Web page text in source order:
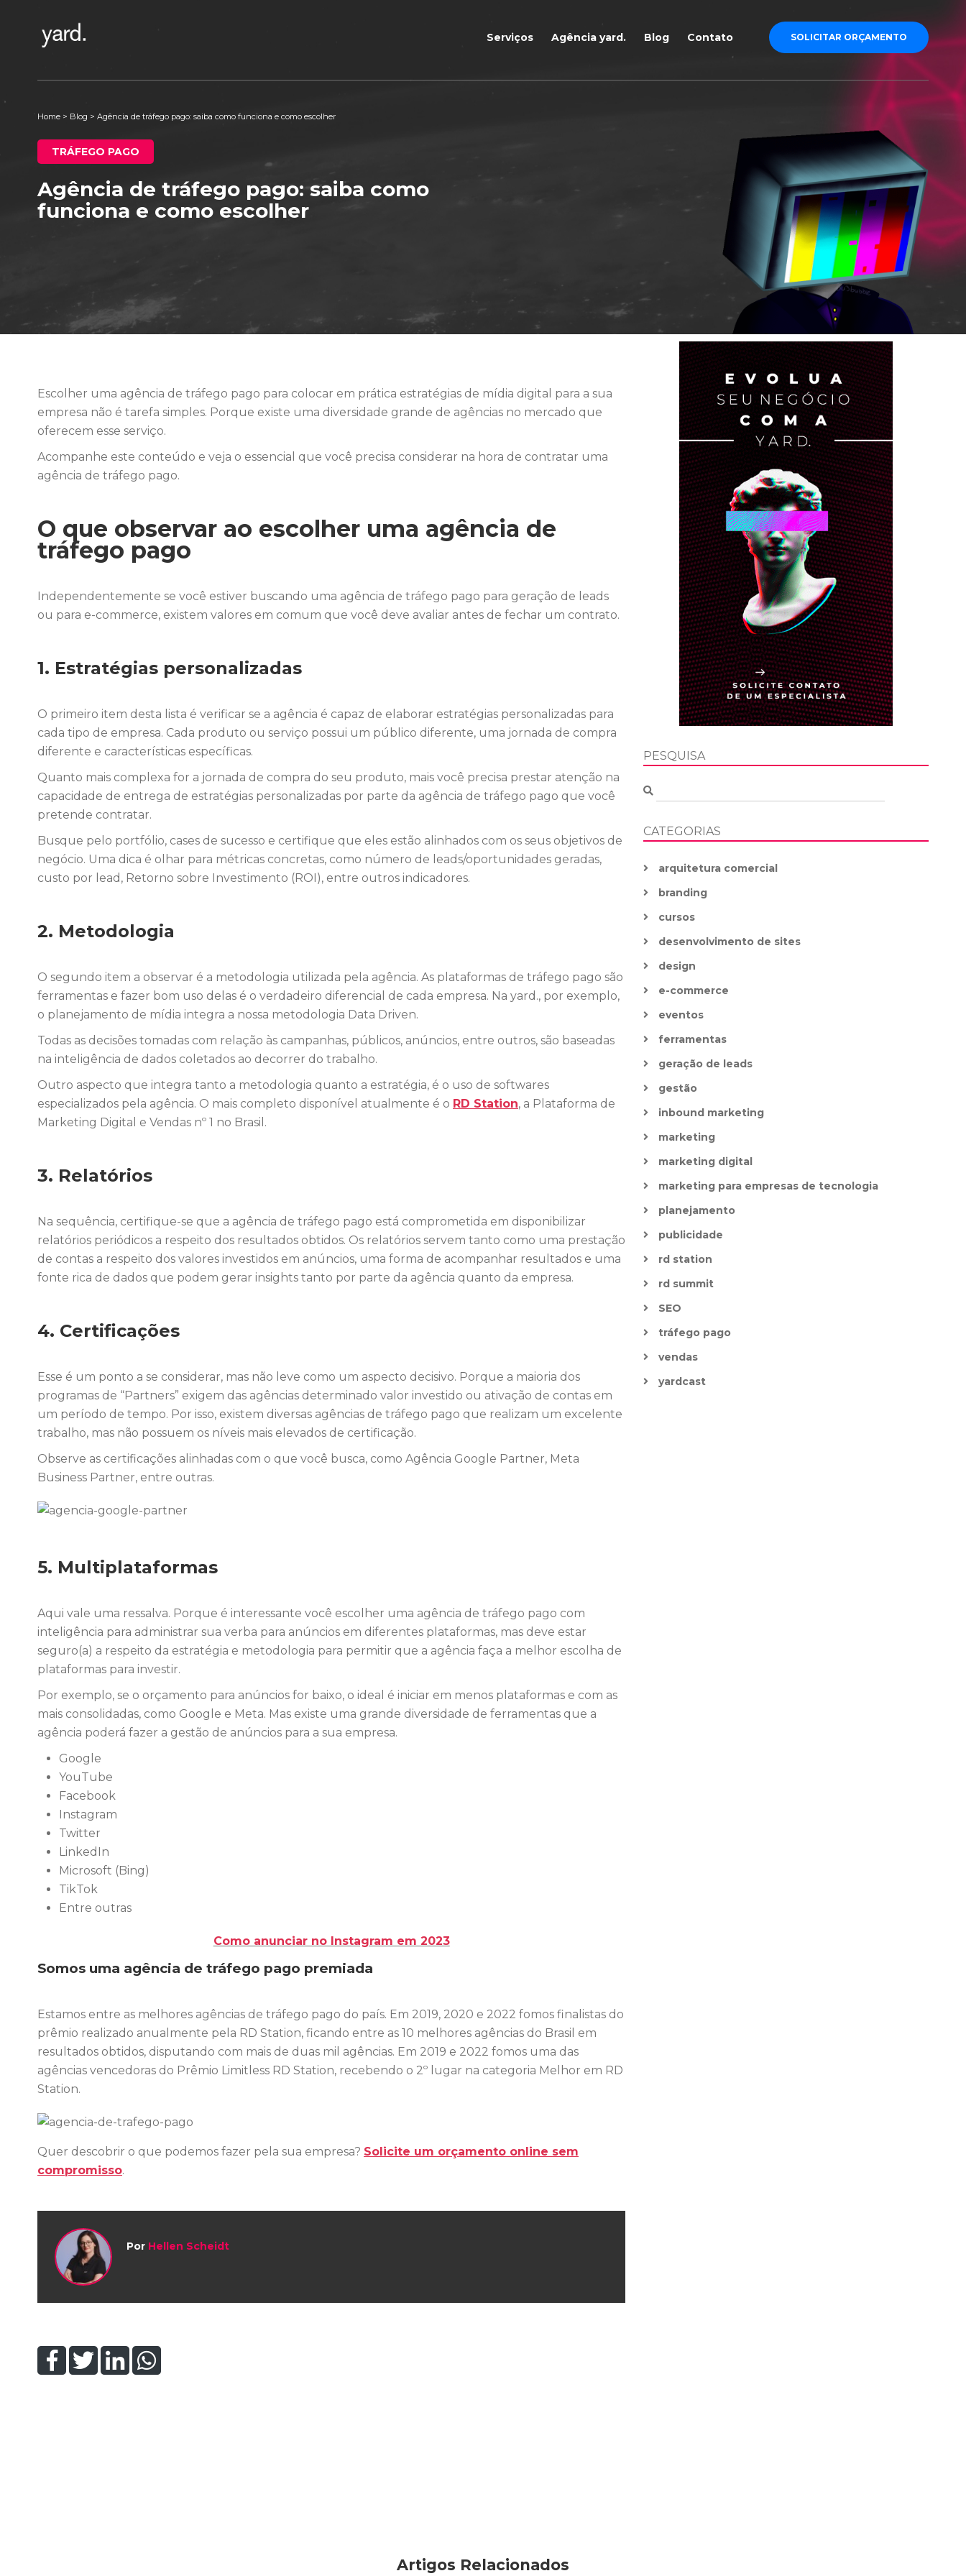
Serviços Agência yard. Blog Contato SOLICITAR ORÇAMENTO
Home > Blog > Agência de tráfego pago: saiba como funciona e como escolher
TRÁFEGO PAGO
Agência de tráfego pago: saiba como
funciona e como escolher
Escolher uma agência de tráfego pago para colocar em prática estratégias de mídia digital para a sua
empresa não é tarefa simples. Porque existe uma diversidade grande de agências no mercado que
oferecem esse serviço.
Acompanhe este conteúdo e veja o essencial que você precisa considerar na hora de contratar uma
agência de tráfego pago.
O que observar ao escolher uma agência de
tráfego pago
Independentemente se você estiver buscando uma agência de tráfego pago para geração de leads
ou para e-commerce, existem valores em comum que você deve avaliar antes de fechar um contrato.
1. Estratégias personalizadas
O primeiro item desta lista é verificar se a agência é capaz de elaborar estratégias personalizadas para
cada tipo de empresa. Cada produto ou serviço possui um público diferente, uma jornada de compra
diferente e características específicas.
Quanto mais complexa for a jornada de compra do seu produto, mais você precisa prestar atenção na
capacidade de entrega de estratégias personalizadas por parte da agência de tráfego pago que você
pretende contratar.
Busque pelo portfólio, cases de sucesso e certifique que eles estão alinhados com os seus objetivos de
negócio. Uma dica é olhar para métricas concretas, como número de leads/oportunidades geradas,
custo por lead, Retorno sobre Investimento (ROI), entre outros indicadores.
2. Metodologia
O segundo item a observar é a metodologia utilizada pela agência. As plataformas de tráfego pago são
ferramentas e fazer bom uso delas é o verdadeiro diferencial de cada empresa. Na yard., por exemplo,
o planejamento de mídia integra a nossa metodologia Data Driven.
Todas as decisões tomadas com relação às campanhas, públicos, anúncios, entre outros, são baseadas
na inteligência de dados coletados ao decorrer do trabalho.
Outro aspecto que integra tanto a metodologia quanto a estratégia, é o uso de softwares
especializados pela agência. O mais completo disponível atualmente é o RD Station, a Plataforma de
Marketing Digital e Vendas nº 1 no Brasil.
3. Relatórios
Na sequência, certifique-se que a agência de tráfego pago está comprometida em disponibilizar
relatórios periódicos a respeito dos resultados obtidos. Os relatórios servem tanto como uma prestação
de contas a respeito dos valores investidos em anúncios, uma forma de acompanhar resultados e uma
fonte rica de dados que podem gerar insights tanto por parte da agência quanto da empresa.
4. Certificações
Esse é um ponto a se considerar, mas não leve como um aspecto decisivo. Porque a maioria dos
programas de “Partners” exigem das agências determinado valor investido ou ativação de contas em
um período de tempo. Por isso, existem diversas agências de tráfego pago que realizam um excelente
trabalho, mas não possuem os níveis mais elevados de certificação.
Observe as certificações alinhadas com o que você busca, como Agência Google Partner, Meta
Business Partner, entre outras.
5. Multiplataformas
Aqui vale uma ressalva. Porque é interessante você escolher uma agência de tráfego pago com
inteligência para administrar sua verba para anúncios em diferentes plataformas, mas deve estar
seguro(a) a respeito da estratégia e metodologia para permitir que a agência faça a melhor escolha de
plataformas para investir.
Por exemplo, se o orçamento para anúncios for baixo, o ideal é iniciar em menos plataformas e com as
mais consolidadas, como Google e Meta. Mas existe uma grande diversidade de ferramentas que a
agência poderá fazer a gestão de anúncios para a sua empresa.
Google
YouTube
Facebook
Instagram
Twitter
LinkedIn
Microsoft (Bing)
TikTok
Entre outras
Como anunciar no Instagram em 2023
Somos uma agência de tráfego pago premiada
Estamos entre as melhores agências de tráfego pago do país. Em 2019, 2020 e 2022 fomos finalistas do
prêmio realizado anualmente pela RD Station, ficando entre as 10 melhores agências do Brasil em
resultados obtidos, disputando com mais de duas mil agências. Em 2019 e 2022 fomos uma das
agências vencedoras do Prêmio Limitless RD Station, recebendo o 2º lugar na categoria Melhor em RD
Station.
Quer descobrir o que podemos fazer pela sua empresa? Solicite um orçamento online sem
compromisso.
Por Hellen Scheidt
PESQUISA
CATEGORIAS
arquitetura comercial
branding
cursos
desenvolvimento de sites
design
e-commerce
eventos
ferramentas
geração de leads
gestão
inbound marketing
marketing
marketing digital
marketing para empresas de tecnologia
planejamento
publicidade
rd station
rd summit
SEO
tráfego pago
vendas
yardcast
Artigos Relacionados